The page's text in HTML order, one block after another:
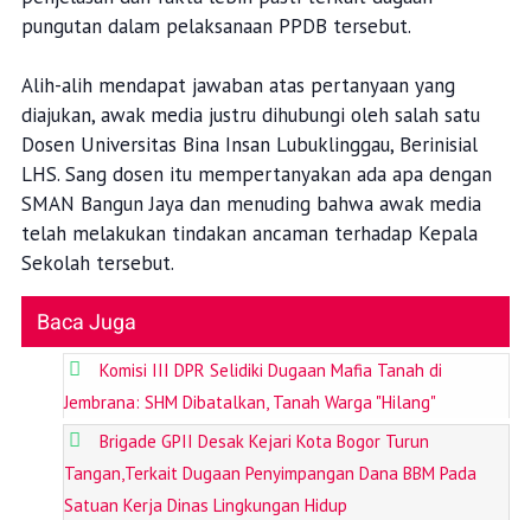
pungutan dalam pelaksanaan PPDB tersebut.
Alih-alih mendapat jawaban atas pertanyaan yang
diajukan, awak media justru dihubungi oleh salah satu
Dosen Universitas Bina Insan Lubuklinggau, Berinisial
LHS. Sang dosen itu mempertanyakan ada apa dengan
SMAN Bangun Jaya dan menuding bahwa awak media
telah melakukan tindakan ancaman terhadap Kepala
Sekolah tersebut.
Baca Juga
Komisi III DPR Selidiki Dugaan Mafia Tanah di
Jembrana: SHM Dibatalkan, Tanah Warga "Hilang"
Brigade GPII Desak Kejari Kota Bogor Turun
Tangan,Terkait Dugaan Penyimpangan Dana BBM Pada
Satuan Kerja Dinas Lingkungan Hidup